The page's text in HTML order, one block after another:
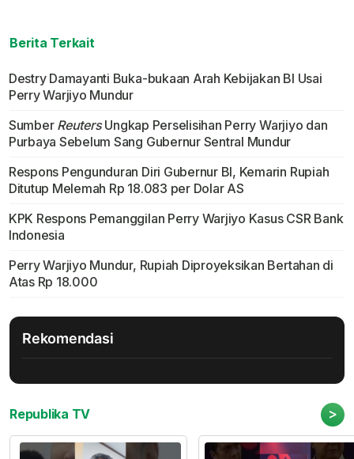
Berita Terkait
Destry Damayanti Buka-bukaan Arah Kebijakan BI Usai
Perry Warjiyo Mundur
Sumber ReutersUngkap Perselisihan Perry Warjiyo dan
Purbaya Sebelum Sang Gubernur Sentral Mundur
Respons Pengunduran Diri Gubernur BI, Kemarin Rupiah
Ditutup Melemah Rp 18.083 per Dolar AS
KPK Respons Pemanggilan Perry Warjiyo Kasus CSR Bank
Indonesia
Perry Warjiyo Mundur, Rupiah Diproyeksikan Bertahan di
Atas Rp 18.000
Rekomendasi
Republika TV >